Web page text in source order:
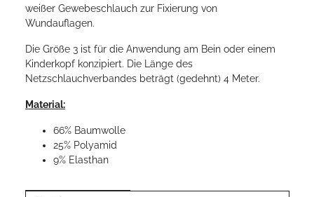
weißer Gewebeschlauch zur Fixierung von
Wundauflagen.
Die Größe 3 ist für die Anwendung am Bein oder einem
Kinderkopf konzipiert. Die Länge des
Netzschlauchverbandes beträgt (gedehnt) 4 Meter.
Material:
66% Baumwolle
25% Polyamid
9% Elasthan